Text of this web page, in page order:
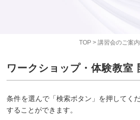
TOP> 講習会のご案内
ワークショップ・体験教室
条件を選んで「検索ボタン」を押してく
することができます。